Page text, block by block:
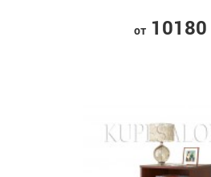
от 10180